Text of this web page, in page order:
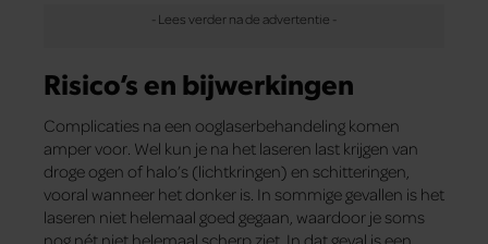
Risico’s en bijwerkingen
Complicaties na een ooglaserbehandeling komen
amper voor. Wel kun je na het laseren last krijgen van
droge ogen of halo’s (lichtkringen) en schitteringen,
vooral wanneer het donker is. In sommige gevallen is het
laseren niet helemaal goed gegaan, waardoor je soms